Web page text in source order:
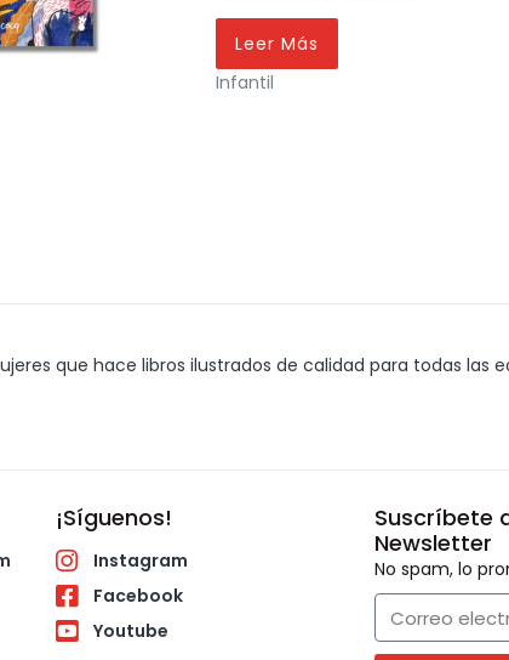
Leer Más
Infantil
que hace libros ilustrados de calidad para todas las
¡Síguenos!
Instagram
Facebook
Youtube
Suscríbete
Newsletter
No spam, lo